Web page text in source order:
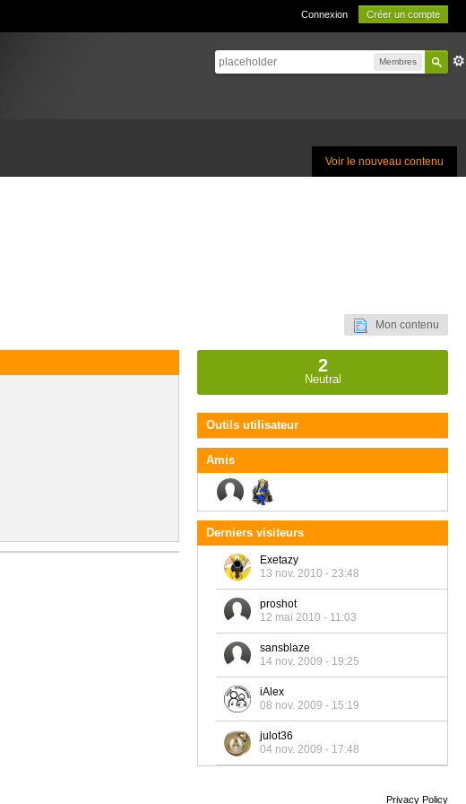
Connexion Créer un compte
Membres
Voir le nouveau contenu
Mon contenu
2
Neutral
Outils utilisateur
Amis
Derniers visiteurs
Exetazy
13 nov. 2010 - 23:48
proshot
12 mai 2010 - 11:03
sansblaze
14 nov. 2009 - 19:25
iAlex
08 nov. 2009 - 15:19
julot36
04 nov. 2009 - 17:48
Privacy Policy